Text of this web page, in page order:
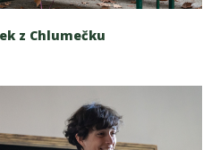
z Chlumečku